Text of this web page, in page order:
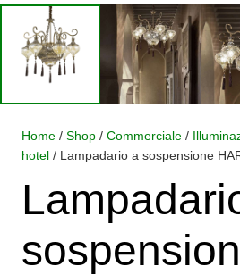
Home / Shop / Commerciale /
hotel / Lampadario a sospensione